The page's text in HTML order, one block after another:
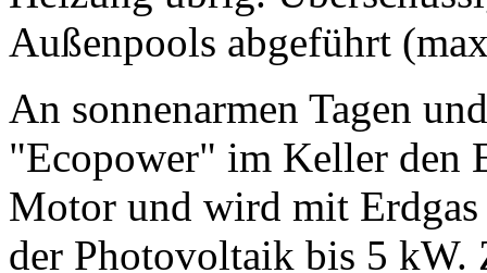
Außenpools abgeführt
An sonnenarmen Tagen
"Ecopower" im Keller den
Motor und wird mit Erdgas
der Photovoltaik bis 5 kW.